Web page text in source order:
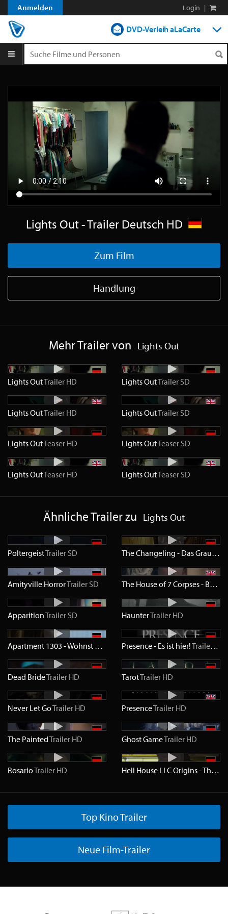
Anmelden Login |
DVD-Verleih aLaCarte
Blog
Lights Out - Trailer Deutsch HD
Zum Film
Handlung
Mehr Trailer von Lights Out
Lights OutTrailer HD Lights OutTrailer SD
Lights OutTrailer HD Lights OutTrailer SD
Lights OutTeaser HD Lights OutTeaser SD
Lights OutTeaser HD Lights OutTeaser SD
Ähnliche Trailer zu Lights Out
PoltergeistTrailer SD The Changeling - Das Grauen
Amityville HorrorTrailer SD The House of 7 Corpses - Beschwörung
ApparitionTrailer SD HaunterTrailer HD
Apartment 1303 - Wohnst du noch, oder stirbst du schon? Trailer
Presence - Es ist hier!Trailer HD
Dead BrideTrailer HD TarotTrailer HD
Never Let GoTrailer HD PresenceTrailer HD
The PaintedTrailer HD Ghost GameTrailer HD
RosarioTrailer HD Hell House LLC Origins - The Carmichael Manor
Top Kino Trailer
Neue Film-Trailer